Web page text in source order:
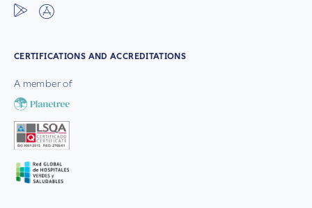
CERTIFICATIONS AND ACCREDITATIONS
A member of